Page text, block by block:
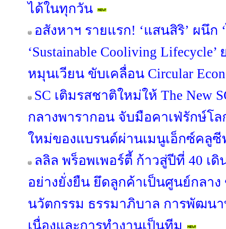
ได้ในทุกวัน
อสังหาฯ รายแรก! ‘แสนสิริ’ ผนึก
‘Sustainable Cooliving
หมุนเวียน ขับเคลื่อน Circular
SC เติมรสชาติใหม่ให้ The New
กลางพารากอน จับมือคาเฟ่รักษ์โ
ใหม่ของแบรนด์ผ่านเมนูเอ็กซ์คลูซี
ลลิล พร็อพเพอร์ตี้ ก้าวสู่ปีที่ 40 เดิ
อย่างยั่งยืน ยึดลูกค้าเป็นศูนย์กลา
นวัตกรรม ธรรมาภิบาล การพัฒน
เนื่องและการทำงานเป็นทีม